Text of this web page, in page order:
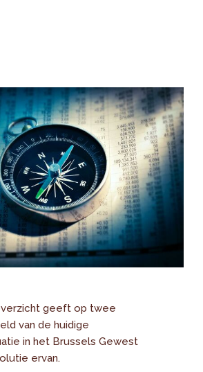
geeft op twee
van de huidige
in het Brussels Gewest
ervan.